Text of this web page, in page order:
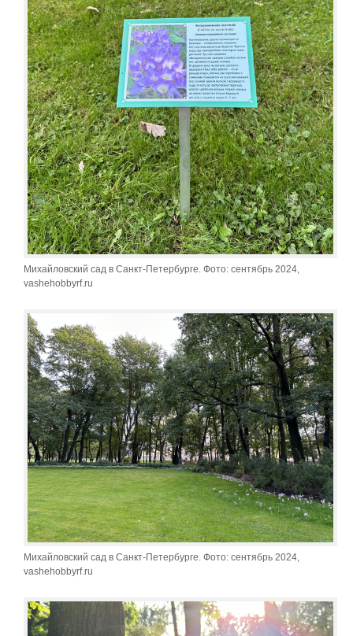
Михайловский сад в Санкт-Петербурге. Фото: сентябрь 2024,
vashehobbyrf.ru
Михайловский сад в Санкт-Петербурге. Фото: сентябрь 2024,
vashehobbyrf.ru